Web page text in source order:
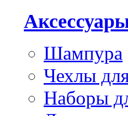
Шампура
Чехлы
Наборы